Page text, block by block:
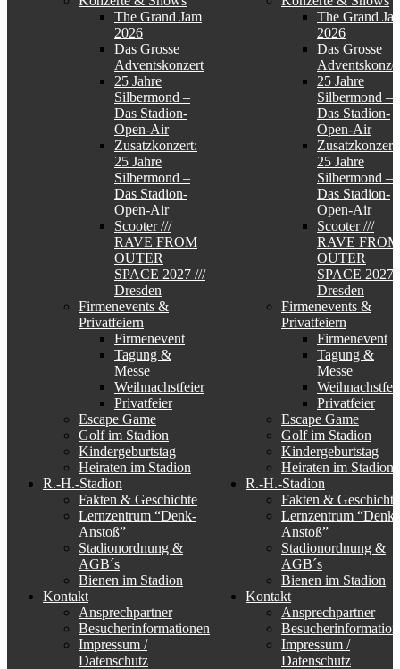
The Grand Jam
2026
Das Grosse
Adventskonzert
25 Jahre
Silbermond –
Das Stadion-
Open-Air
Zusatzkonzert:
25 Jahre
Silbermond –
Das Stadion-
Open-Air
Scooter ///
RAVE FROM
OUTER
SPACE 2027 ///
Dresden
Firmenevents &
Privatfeiern
Firmenevent
Tagung &
Messe
Weihnachstfeier
Privatfeier
Escape Game
Golf im Stadion
Kindergeburtstag
Heiraten im Stadion
R.-H.-Stadion
Fakten & Geschichte
Lernzentrum “Denk-
Anstoß”
Stadionordnung &
AGB´s
Bienen im Stadion
Kontakt
Ansprechpartner
Besucherinformationen
Impressum /
Datenschutz
The Grand
2026
Das Grosse
25 Jahre
Silbermond –
Das Stadion-
Open-Air
Zusatzkonzert:
25 Jahre
Silbermond –
Das Stadion-
Open-Air
Scooter ///
RAVE FROM
OUTER
SPACE 2027
Dresden
Firmenevents &
Privatfeiern
Firmenevent
Tagung &
Messe
Privatfeier
Escape Game
Golf im Stadion
Kindergeburtstag
Heiraten im Stadion
R.-H.-Stadion
Fakten & Geschichte
Lernzentrum “Denk-
Anstoß”
Stadionordnung &
AGB´s
Bienen im Stadion
Kontakt
Ansprechpartner
Impressum /
Datenschutz